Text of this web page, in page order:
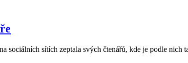
sítích zeptala svých čtenářů, kde je podle nich